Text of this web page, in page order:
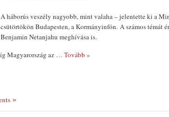
A háborús veszély nagyobb, mint valaha – jelentette ki a
csütörtökön Budapesten, a Kormányinfón. A számos témát
Benjamin Netanjahu meghívása is.
Magyarország az … Tovább »